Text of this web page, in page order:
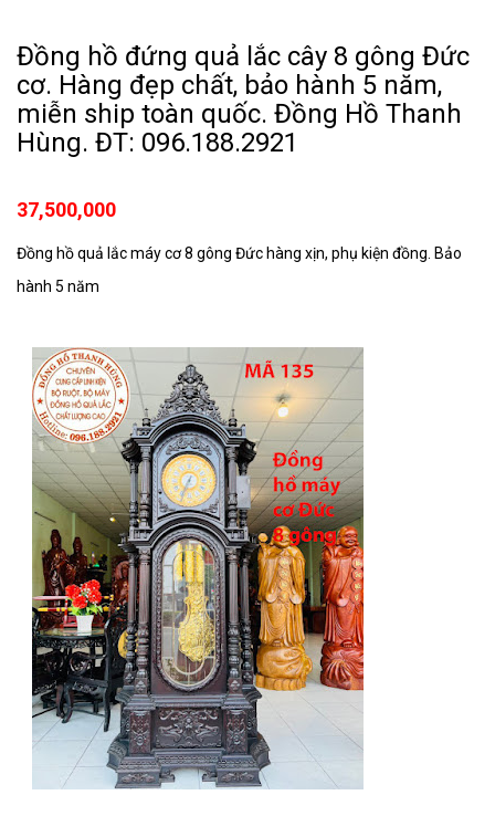
Đồng hồ đứng quả lắc cây 8 gông Đức
cơ. Hàng đẹp chất, bảo hành 5 năm,
miễn ship toàn quốc. Đồng Hồ Thanh
Hùng. ĐT: 096.188.2921
37,500,000
Đồng hồ quả lắc máy cơ 8 gông Đức hàng xịn, phụ kiện đồng. Bảo
hành 5 năm